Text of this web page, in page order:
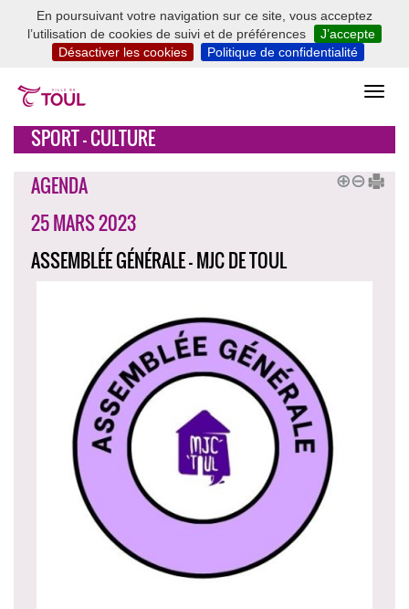
En poursuivant votre navigation sur ce site, vous acceptez
l’utilisation de cookies de suivi et de préférences
J’accepte
Désactiver les cookies
Politique de confidentialité
SPORT - CULTURE
AGENDA
25 MARS 2023
ASSEMBLÉE GÉNÉRALE - MJC DE TOUL